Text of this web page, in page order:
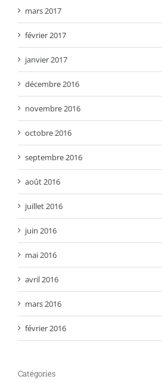
mars 2017
février 2017
janvier 2017
décembre 2016
novembre 2016
octobre 2016
septembre 2016
août 2016
juillet 2016
juin 2016
mai 2016
avril 2016
mars 2016
février 2016
Catégories